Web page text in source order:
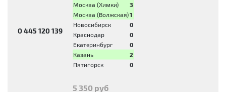
0 445 120 139
Москва (Химки)
3
Москва (Волжская)1
Новосибирск
0
Краснодар
0
Екатеринбург
0
Казань
2
Пятигорск
0
5 350 руб